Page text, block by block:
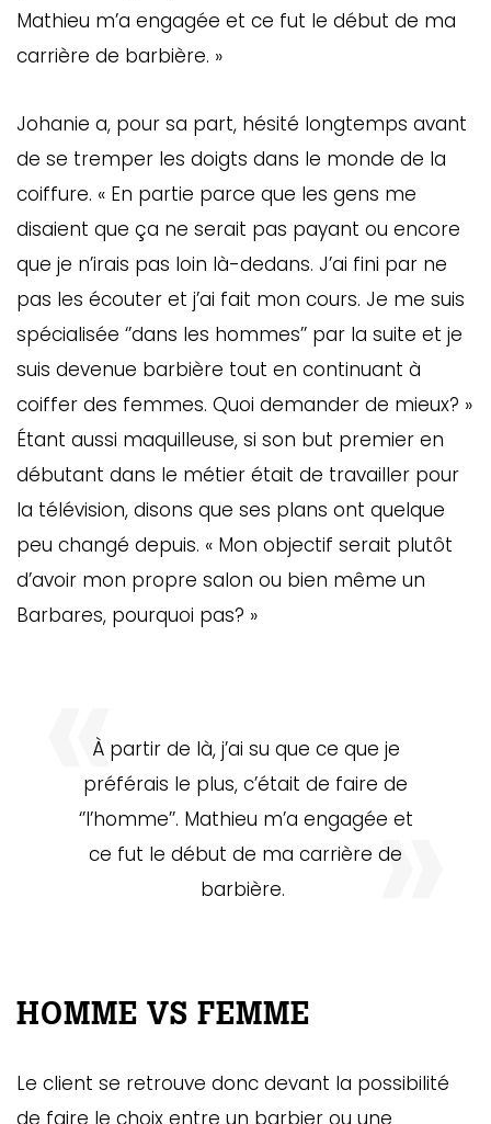
Mathieu m’a engagée et ce fut le début de ma
carrière de barbière. »
Johanie a, pour sa part, hésité longtemps avant
de se tremper les doigts dans le monde de la
coiffure. « En partie parce que les gens me
disaient que ça ne serait pas payant ou encore
que je n’irais pas loin là-dedans. J’ai fini par ne
pas les écouter et j’ai fait mon cours. Je me suis
spécialisée ‘’dans les hommes’’ par la suite et je
suis devenue barbière tout en continuant à
coiffer des femmes. Quoi demander de mieux? »
Étant aussi maquilleuse, si son but premier en
débutant dans le métier était de travailler pour
la télévision, disons que ses plans ont quelque
peu changé depuis. « Mon objectif serait plutôt
d’avoir mon propre salon ou bien même un
Barbares, pourquoi pas? »
À partir de là, j’ai su que ce que je
préférais le plus, c’était de faire de
‘’l’homme’’. Mathieu m’a engagée et
ce fut le début de ma carrière de
barbière.
HOMME VS FEMME
Le client se retrouve donc devant la possibilité
de faire le choix entre un barbier ou une